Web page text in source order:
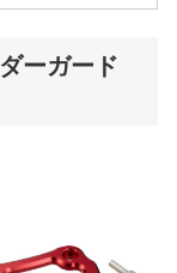
ーガード